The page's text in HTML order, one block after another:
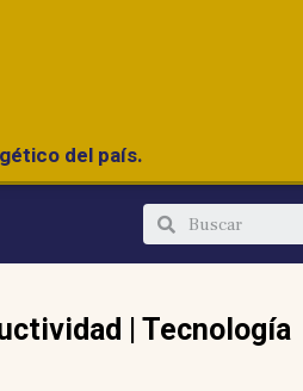
del país.
Tecnología